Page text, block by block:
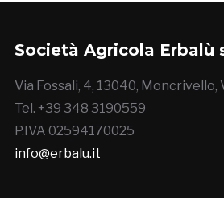
Società Agricola Erbalù
Via Fossali, 4, 13040, Moncrivello,
Tel. +39 348 3190559
P.IVA 02594170025
info@erbalu.it